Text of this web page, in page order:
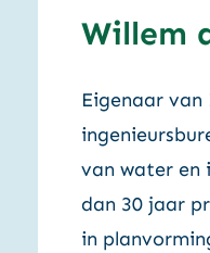
Willem
Eigenaar
van water en
dan 30 jaar
in